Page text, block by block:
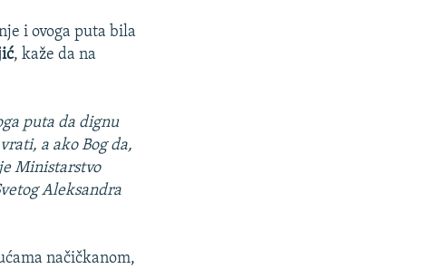
i ovoga puta bila
, kaže da na
puta da dignu
a ako Bog da,
Ministarstvo
Aleksandra
načičkanom,